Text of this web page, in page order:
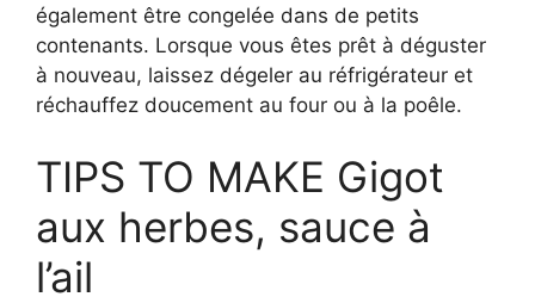
également être congelée dans de petits
contenants. Lorsque vous êtes prêt à déguster
à nouveau, laissez dégeler au réfrigérateur et
réchauffez doucement au four ou à la poêle.
TIPS TO MAKE Gigot
aux herbes, sauce à
l’ail